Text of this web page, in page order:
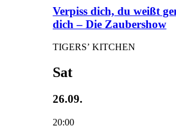
Verpiss dich, du weißt
dich – Die Zaubershow
TIGERS’ KITCHEN
Sat
26.09.
20:00